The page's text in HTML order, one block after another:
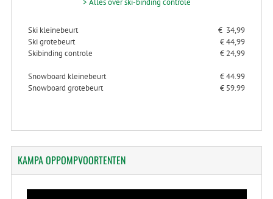
> Alles over ski-binding controle
Ski kleinebeurt
€ 34,99
Ski grotebeurt
€ 44,99
Skibinding controle
€ 24,99
Snowboard kleinebeurt
€ 44.99
Snowboard grotebeurt
€ 59.99
KAMPAOPPOMPVOORTENTEN